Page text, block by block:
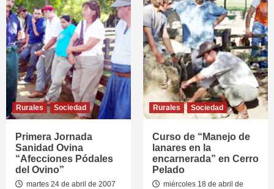
Rurales Sociedad
Primera Jornada
Sanidad Ovina
“Afecciones Pódales
del Ovino”
martes 24 de abril de 2007
Rurales Sociedad
Curso de “Manejo de
lanares en la
encarnerada” en Cerro
Pelado
miércoles 18 de abril de